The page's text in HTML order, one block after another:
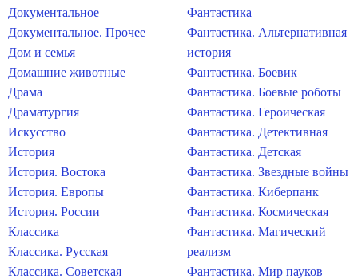
Документальное
Документальное. Прочее
Дом и семья
Домашние животные
Драма
Драматургия
Искусство
История
История. Востока
История. Европы
История. России
Классика
Классика. Русская
Классика. Советская
Фантастика
Фантастика. Альтернативная
история
Фантастика. Боевик
Фантастика. Боевые роботы
Фантастика. Героическая
Фантастика. Детективная
Фантастика. Детская
Фантастика. Звездные войны
Фантастика. Киберпанк
Фантастика. Космическая
Фантастика. Магический
реализм
Фантастика. Мир пауков